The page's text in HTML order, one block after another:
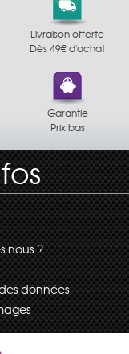
Livraison offerte
Dès 49€ d'achat
Garantie
Prix bas
nous ?
données